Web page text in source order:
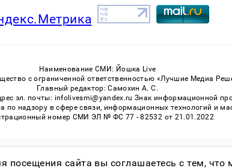
Наименование СМИ: Йошка Live
с ограниченной ответственностью «Лучшие Медиа
Главный редактор: Самохин А. С.
эл. почты: infolivesmi@yandex.ru Знак информационной
по надзору в сфере связи, информационных технологий и
номер СМИ ЭЛ № ФС 77 - 82532 от 21.01.2022
Возрастная категория сайта 16+
посещения сайта вы соглашаетесь с тем,